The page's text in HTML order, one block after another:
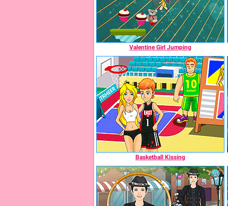
Valentine Girl Jumping
Basketball Kissing